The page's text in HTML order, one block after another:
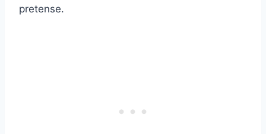
pretense.